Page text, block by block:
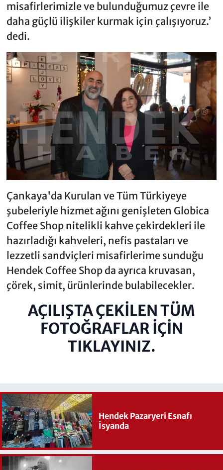
misafirlerimizle ve bulunduğumuz çevre ile
daha güçlü ilişkiler kurmak için çalışıyoruz.’
dedi.
Çankaya'da Kurulan ve Tüm Türkiyeye
şubeleriyle hizmet ağını genişleten Globica
Coffee Shop nitelikli kahve çekirdekleri ile
hazırladığı kahveleri, nefis pastaları ve
lezzetli sandviçleri misafirlerime sunduğu
Hendek Coffee Shop da ayrıca kruvasan,
çörek, simit, ürünlerinde bulabilecekler.
AÇILIŞTA ÇEKİLEN TÜM
FOTOĞRAFLAR İÇİN
TIKLAYINIZ.
Hendek Pazaryeri Esnafı
İsyanda